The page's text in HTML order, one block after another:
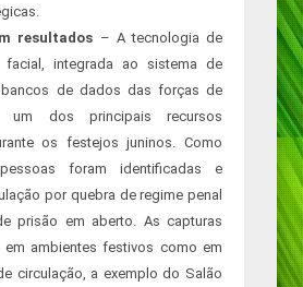
resultados – A tecnologia de
facial, integrada ao sistema de
de dados das forças de
um dos principais recursos
os festejos juninos. Como
foram identificadas e
por quebra de regime penal
prisão em aberto. As capturas
em ambientes festivos como em
circulação, a exemplo do Salão